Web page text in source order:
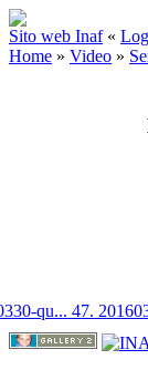
Sito web Inaf «
Home » Video »
qu... 47.